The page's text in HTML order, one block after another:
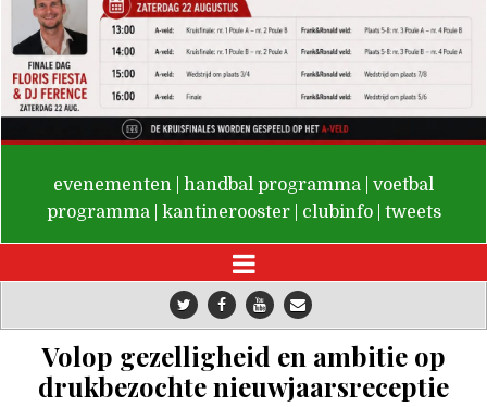
De Valken
evenementen handbal programma
voetbal
programma
kantinerooster clubinfo tweets
Volop gezelligheid en ambitie op
drukbezochte nieuwjaarsreceptie